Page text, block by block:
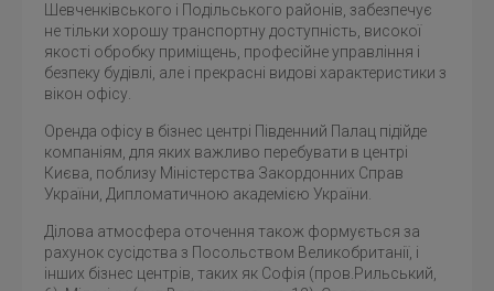
Шевченківського і Подільського районів, забезпечує
не тільки хорошу транспортну доступність, високої
якості обробку приміщень, професійне управління і
безпеку будівлі, але і прекрасні видові характеристики з
вікон офісу.
Оренда офісу в бізнес центрі Південний Палац підійде
компаніям, для яких важливо перебувати в центрі
Києва, поблизу Міністерства Закордонних Справ
України, Дипломатичною академією України.
Ділова атмосфера оточення також формується за
рахунок сусідства з Посольством Великобританії, і
інших бізнес центрів, таких як Софія (пров.Рильський,